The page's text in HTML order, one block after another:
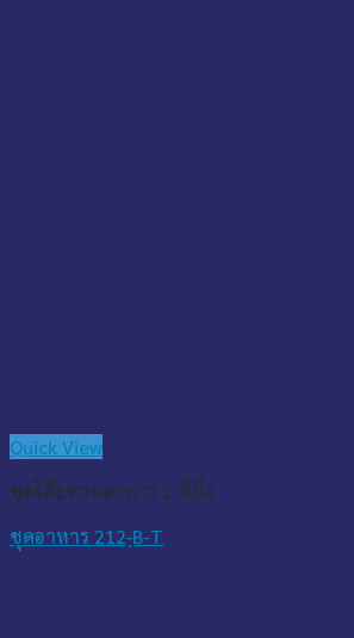
Quick View
ชุดโต๊ะทานอาหาร 2 ที่นั่ง
ชุดอาหาร 212-ฺB-T